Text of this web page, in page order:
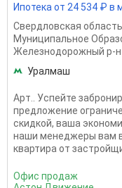
Ипотека от 24 534 ₽ в
Свердловская область
Муниципальное
Железнодорожный р-н
Уралмаш
Apт.. Успейте
предложение
скидкой, ваша
наши менеджеры вам
квартира от
Офис продаж